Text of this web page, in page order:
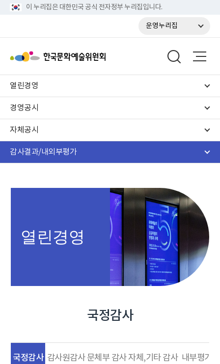
이 누리집은 대한민국 공식 전자정부 누리집입니다.
운영누리집
열린경영
경영공시
자체공시
감사결과/내외부평가
열린경영
국정감사
국정감사 감사원감사 문체부 감사자체,기타 감사 내부평가